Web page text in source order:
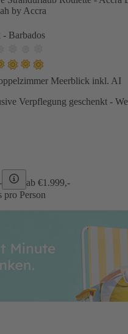
by Accra
Barbados
Meerblick inkl. AI
Verpflegung geschenkt -
ab €1.999,-
pro Person